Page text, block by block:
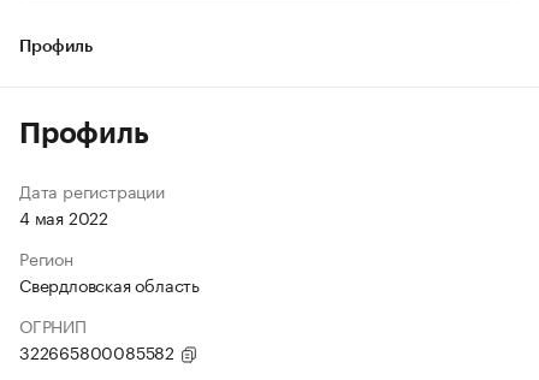
Профиль
Профиль
Дата регистрации
4 мая 2022
Регион
Свердловская область
ОГРНИП
322665800085582